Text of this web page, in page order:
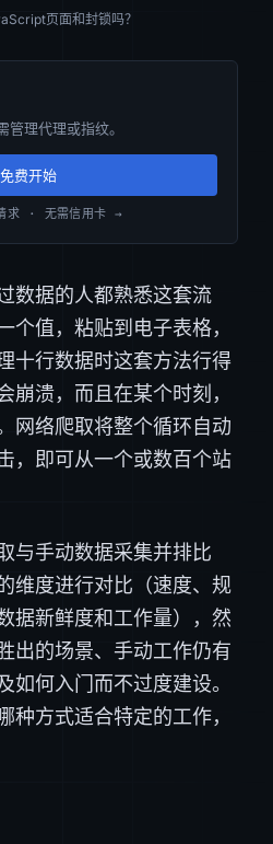
页面和封锁吗？
理代理或指纹。
免费开始
求 · 无需信用卡 →
数据的人都熟悉这套流
值，粘贴到电子表格，
十行数据时这套方法行得
溃，而且在某个时刻，
网络爬取将整个循环自动
，即可从一个或数百个站
与手动数据采集并排比
维度进行对比（速度、规
据新鲜度和工作量），然
出的场景、手动工作仍有
如何入门而不过度建设。
方式适合特定的工作，